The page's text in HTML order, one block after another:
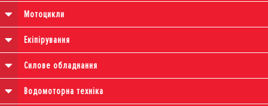
Мотоцикли
Екіпірування
Силове обладнання
Водомоторна техніка